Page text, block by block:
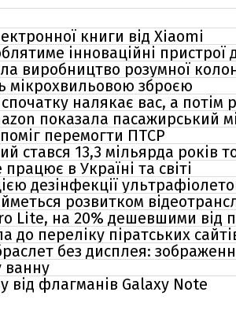
книги від Xiaomi
інноваційні пристрої
виробництво розумної
мікрохвильовою зброєю
налякає вас, а потім
показала пасажирський
перемогти ПТСР
стався 13,3 мільярда років
в Україні та світі
дезінфекції
розвитком
Lite, на 20% дешевшими від
до переліку піратських
без дисплея:
ванну
від флагманів Galaxy Note